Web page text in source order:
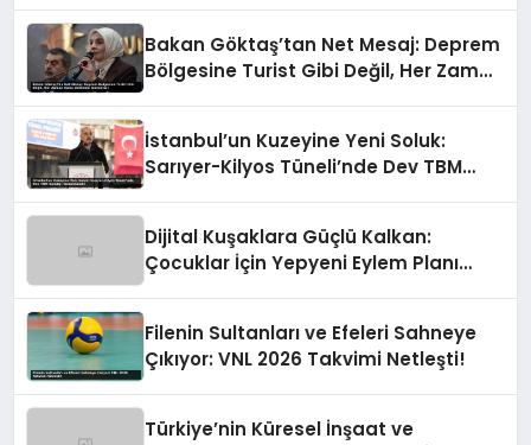
Bakan Göktaş’tan Net Mesaj: Deprem
Bölgesine Turist Gibi Değil, Her Zaman
İstanbul’un Kuzeyine Yeni Soluk:
Sarıyer-Kilyos Tüneli’nde Dev TBM
Dijital Kuşaklara Güçlü Kalkan:
Çocuklar İçin Yepyeni Eylem Planı
Filenin Sultanları ve Efeleri Sahneye
Çıkıyor: VNL 2026 Takvimi Netleşti!
Türkiye’nin Küresel İnşaat ve